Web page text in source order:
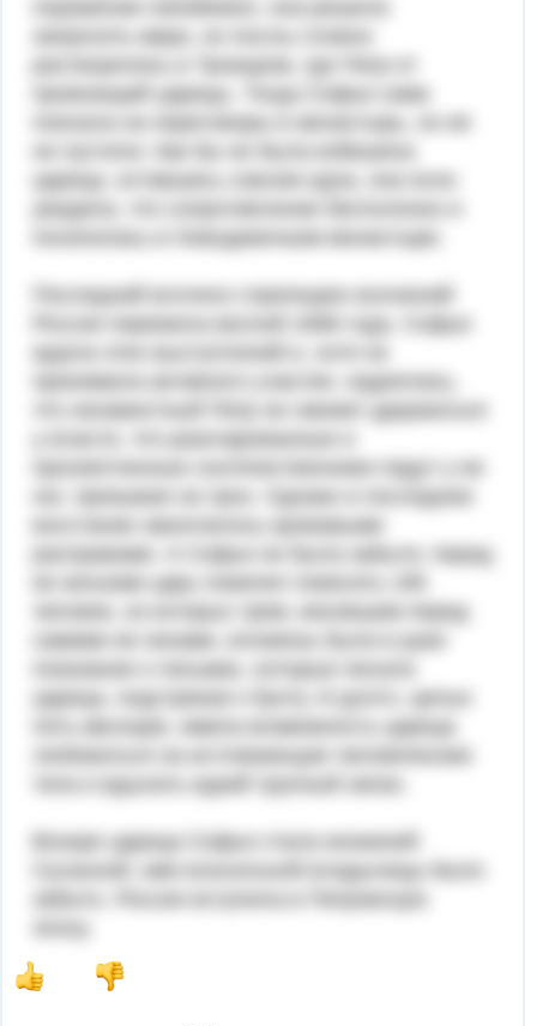
провокаций царицы. Тогда Софья сама
царица, оставшись совсем одна, она ясно
Последний всплеск стрелецких волнений
ждала этих выступлений и, хотя не
принимала активного участия, надеялась,
просветленные соотечествен­ники падут у ее
расправами. А Софья не была забыта: перед
ее кельями царь повелел повесить 195
человек, из которых трем, висевшим перед
царица, подстрекая к бунту. И долго, целых
пять месяцев, имела возможность царица
тела и вдыхать едкий трупный запах.
Вскоре царица Софья стала инокиней
Сусанной, имя всесильной владычицы было